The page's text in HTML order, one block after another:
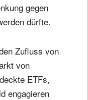
gegen
dürfte.
Zufluss von
von
ETFs,
engagieren